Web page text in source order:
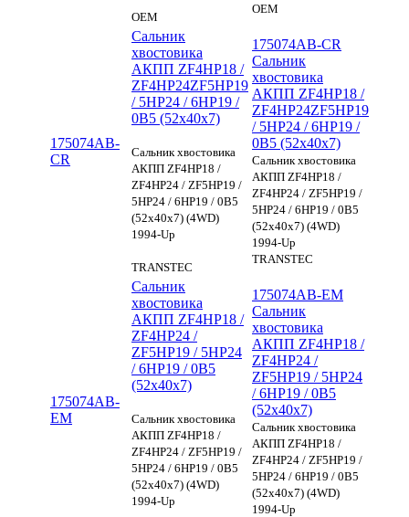
OEM
OEM
175074AB-
CR
Сальник
хвостовика
АКПП ZF4HP18 /
ZF4HP24ZF5HP19
/ 5HP24 / 6HP19 /
0B5 (52x40x7)
Сальник хвостовика
АКПП ZF4HP18 /
ZF4HP24 / ZF5HP19 /
5HP24 / 6HP19 / 0B5
(52x40x7) (4WD)
1994-Up
TRANSTEC
175074AB-CR
Сальник
хвостовика
АКПП ZF4HP18 /
ZF4HP24ZF5HP19
/ 5HP24 / 6HP19 /
0B5 (52x40x7)
Сальник хвостовика
АКПП ZF4HP18 /
ZF4HP24 / ZF5HP19 /
5HP24 / 6HP19 / 0B5
(52x40x7) (4WD)
1994-Up
TRANSTEC
175074AB-
EM
Сальник
хвостовика
АКПП ZF4HP18 /
ZF4HP24 /
ZF5HP19 / 5HP24
/ 6HP19 / 0B5
(52x40x7)
Сальник хвостовика
АКПП ZF4HP18 /
ZF4HP24 / ZF5HP19 /
5HP24 / 6HP19 / 0B5
(52x40x7) (4WD)
1994-Up
175074AB-EM
Сальник
хвостовика
АКПП ZF4HP18 /
ZF4HP24 /
ZF5HP19 / 5HP24
/ 6HP19 / 0B5
(52x40x7)
Сальник хвостовика
АКПП ZF4HP18 /
ZF4HP24 / ZF5HP19 /
5HP24 / 6HP19 / 0B5
(52x40x7) (4WD)
1994-Up